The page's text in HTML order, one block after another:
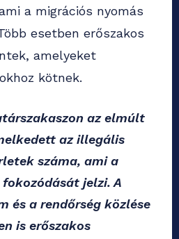
a migrációs nyomás
esetben erőszakos
amelyeket
kötnek.
az elmúlt
az illegális
száma, ami a
jelzi. A
és a rendőrség közlése
is erőszakos